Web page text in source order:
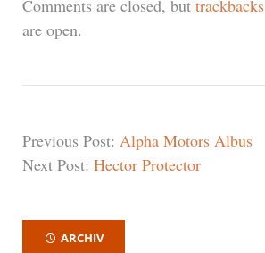
Comments are closed, but trackbacks
are open.
Previous Post: Alpha Motors Albus
Next Post: Hector Protector
ARCHIV